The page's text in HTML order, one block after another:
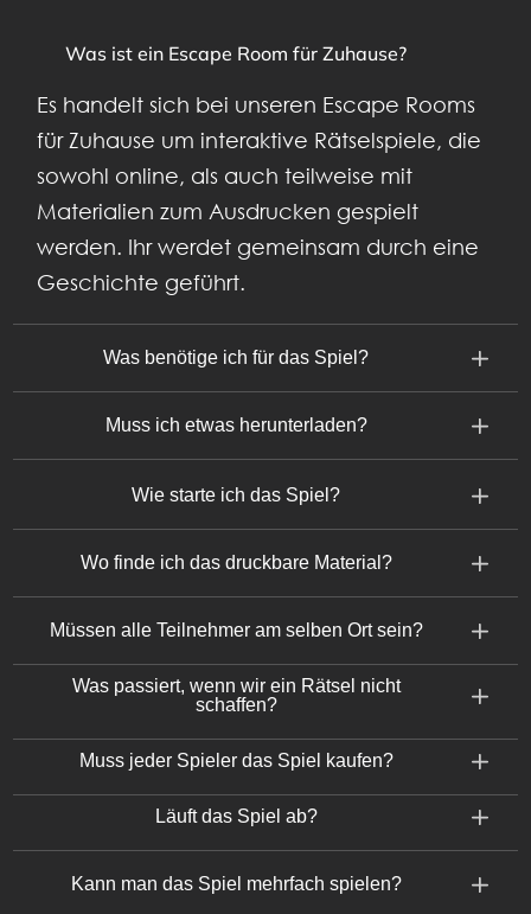
Was ist ein Escape Room für Zuhause?
Es handelt sich bei unseren Escape Rooms
für Zuhause um interaktive Rätselspiele, die
sowohl online, als auch teilweise mit
Materialien zum Ausdrucken gespielt
werden. Ihr werdet gemeinsam durch eine
Geschichte geführt.
Was benötige ich für das Spiel?
Muss ich etwas herunterladen?
Wie starte ich das Spiel?
Wo finde ich das druckbare Material?
Müssen alle Teilnehmer am selben Ort sein?
Was passiert, wenn wir ein Rätsel nicht
schaffen?
Muss jeder Spieler das Spiel kaufen?
Läuft das Spiel ab?
Kann man das Spiel mehrfach spielen?